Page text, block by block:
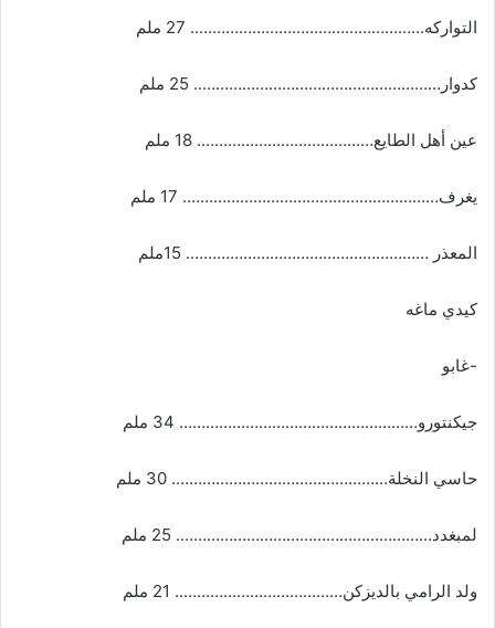
التواركه…………………………………………….. 27 ملم
كدوار……………………………………………….. 25 ملم
عين أهل الطايع…………………………………. 18 ملم
يغرف…………………………………………………. 17 ملم
المعذر ………………………………………………. 15ملم
كيدي ماغه
-غابو
جيكنتورو……………………………………………… 34 ملم
حاسي النخلة…………………………………………. 30 ملم
لمبغدد…………………………………………………. 25 ملم
ولد الرامي بالديزكن……………………………….. 21 ملم